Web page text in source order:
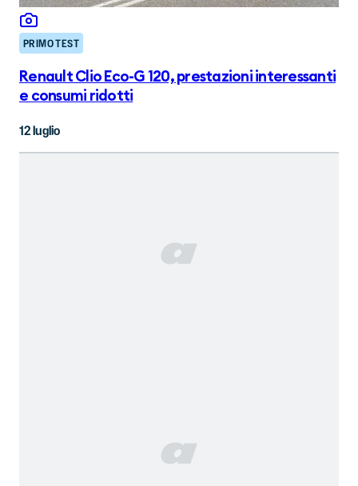
PRIMO TEST
Renault Clio Eco-G 120, prestazioni interessanti
e consumi ridotti
12 luglio